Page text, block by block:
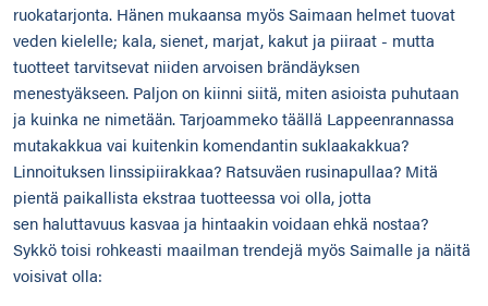
ruokatarjonta. Hänen mukaansa myös Saimaan helmet tuovat
veden kielelle; kala, sienet, marjat, kakut ja piiraat - mutta
tuotteet tarvitsevat niiden arvoisen brändäyksen
menestyäkseen. Paljon on kiinni siitä, miten asioista puhutaan
ja kuinka ne nimetään.​ Tarjoammeko täällä Lappeenrannassa
mutakakkua vai kuitenkin komendantin suklaakakkua?
Linnoituksen linssipiirakkaa? Ratsuväen rusinapullaa?​ Mitä
pientä paikallista ekstraa tuotteessa voi olla, jotta
sen haluttavuus kasvaa ja hintaakin voidaan ehkä nostaa?​
Sykkö toisi rohkeasti maailman trendejä myös Saimalle ja näitä
voisivat olla: